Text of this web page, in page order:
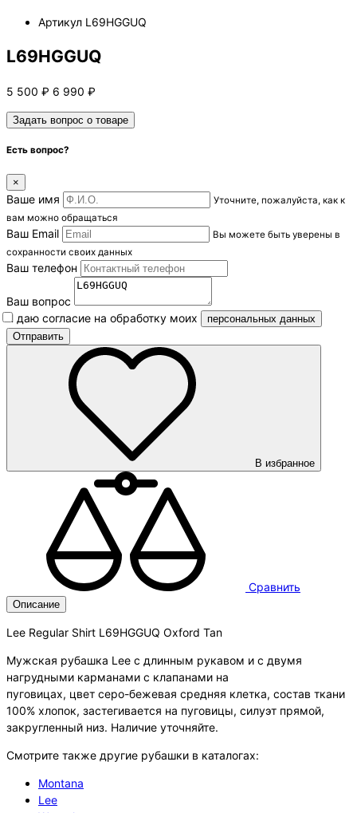
Артикул L69HGGUQ
L69HGGUQ
5 500 ₽ 6 990 ₽
Задать вопрос о товаре
Есть вопрос?
×
Ваше имя
Уточните, пожалуйста, как к
вам можно обращаться
Ваш Email
Вы можете быть уверены в
сохранности своих данных
Ваш телефон
Ваш вопрос
Я даю согласие на обработку моих
персональных данных
В избранное
Сравнить
Описание
Lee Regular Shirt L69HGGUQ Oxford Tan
Мужская рубашка Lee с длинным рукавом и с двумя
нагрудными карманами с клапанами на
пуговицах, цвет серо-бежевая средняя клетка, состав ткани
100% хлопок, застегивается на пуговицы, силуэт прямой,
закругленный низ. Наличие уточняйте.
Смотрите также другие рубашки в каталогах:
Montana
Lee